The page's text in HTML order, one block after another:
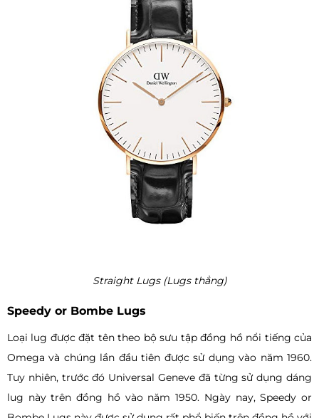
Straight Lugs (Lugs thẳng)
Speedy or Bombe Lugs
Loại lug được đặt tên theo bộ sưu tập đồng hồ nổi tiếng của
Omega và chúng lần đầu tiên được sử dụng vào năm 1960.
Tuy nhiên, trước đó Universal Geneve đã từng sử dụng dáng
lug này trên đồng hồ vào năm 1950. Ngày nay, Speedy or